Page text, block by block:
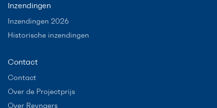
Inzendingen
Inzendingen 2026
Historische inzendingen
Contact
Contact
Over de Projectprijs
Over Reynaers